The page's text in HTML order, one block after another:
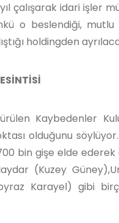
çalışarak idari işler
o beslendiği, mutlu
holdingden
Kaybedenler
olduğunu
bin gişe elde ederek
(Kuzey
Karayel) gibi